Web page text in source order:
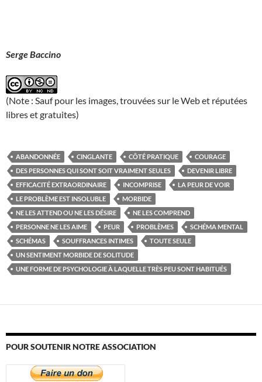
Serge Baccino
(Note : Sauf pour les images, trouvées sur le Web et réputées
libres et gratuites)
ABANDONNÉE CINGLANTE CÔTÉ PRATIQUE
COURAGE
DES PERSONNES QUI SONT SOIT VRAIMENT SEULES
DEVENIR LIBRE
EFFICACITÉ EXTRAORDINAIRE
INCOMPRISE
LA PEUR DE VOIR
LE PROBLÈME EST INSOLUBLE
MORBIDE
NE LES ATTEND OU NE LES DÉSIRE
NE LES COMPREND
PERSONNE NE LES AIME
PEUR PROBLÈMES
SCHÉMA MENTAL
SCHÉMAS
SOUFFRANCES INTIMES
TOUTE SEULE
UN SENTIMENT MORBIDE DE SOLITUDE
UNE FORME DE PSYCHOLOGIE À LAQUELLE TRÈS PEU SONT HABITUÉS
POUR SOUTENIR NOTRE ASSOCIATION